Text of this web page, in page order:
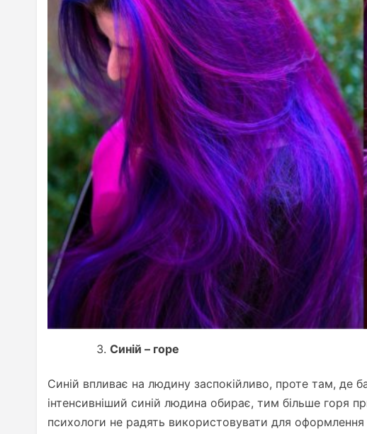
Синій – горе
Синій впливає на людину заспокійливо, проте там, де
інтенсивніший синій людина обирає, тим більше горя
психологи не радять використовувати для